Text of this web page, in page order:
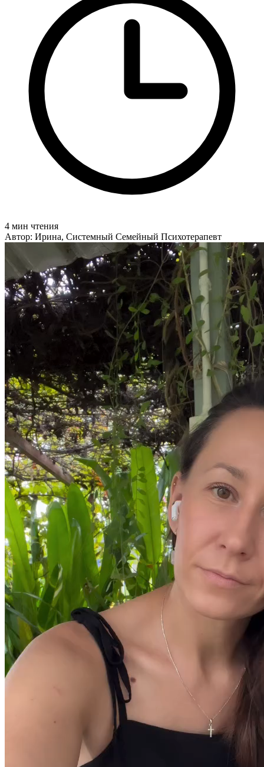
4 мин чтения
Автор: Ирина, Системный Семейный Психотерапевт